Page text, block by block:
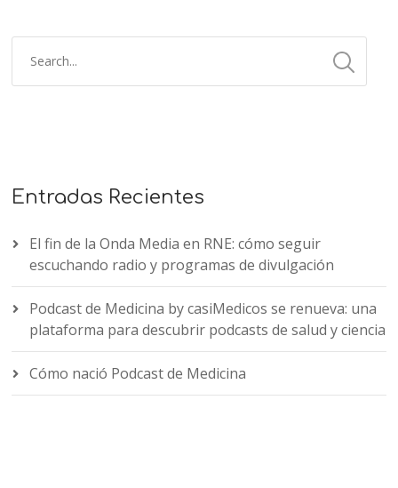
Entradas Recientes
El fin de la Onda Media en RNE: cómo seguir
escuchando radio y programas de divulgación
Podcast de Medicina by casiMedicos se renueva: una
plataforma para descubrir podcasts de salud y ciencia
Cómo nació Podcast de Medicina